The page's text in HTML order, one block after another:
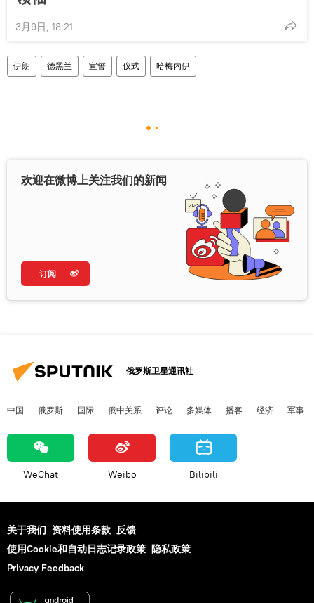
3月9日, 18:21
伊朗 德黑兰 宣誓 仪式 哈梅内伊
欢迎在微博上关注我们的新闻
订阅
俄罗斯卫星通讯社
中国 俄罗斯 国际 俄中关系 评论 多媒体 播客 经济 军事
WeChat Weibo Bilibili
关于我们 资料使用条款 反馈
使用Cookie和自动日志记录政策 隐私政策
Privacy Feedback